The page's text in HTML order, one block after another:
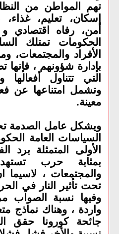
تهم المواطن من
إسكان، تعليم،
أمن، رفاه اقتصادي
الحكومات تمتلك
الأفراد والمجتمعات،
بإدارة شؤونهم ، فإنها
التي تتناول أفعالها
وتشمل امتناعها عن
معينة.
ويشكل عامل الصدمة
السياسات العامة
الأولى المتمثلة
بمثابة حرب
والمجتمعات ، لاسيما
تحت تأثير النار في
وفيها نسبة الصواب
واردة ، وهناك نماذج
جائحة كورونا حقق